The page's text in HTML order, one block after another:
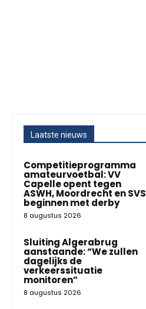
Laatste nieuws
Competitieprogramma
amateurvoetbal: VV
Capelle opent tegen
ASWH, Moordrecht en SVS
beginnen met derby
8 augustus 2026
Sluiting Algerabrug
aanstaande: “We zullen
dagelijks de
verkeerssituatie
monitoren”
8 augustus 2026